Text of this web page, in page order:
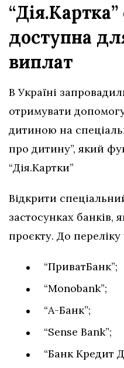
доступна
виплат
В Україні
отримувати
дитиною на
про дитину”, який
“Дія.Картки”
Відкрити
застосунках банків,
проєкту. До
“ПриватБанк”;
“Monobank”;
“А-Банк”;
“Sense Bank”;
“Банк Кредит